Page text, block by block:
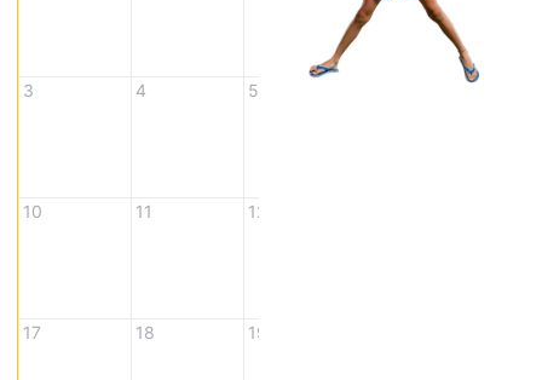
3 4 5
10 11 12
17 18 19